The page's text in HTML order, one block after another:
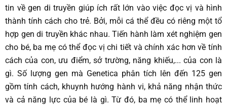
tin về gen di truyền giúp ích rất lớn vào việc đọc vị và hình
thành tính cách cho trẻ. Bởi, mỗi cá thể đều có riêng một tổ
hợp gen di truyền khác nhau. Tiến hành làm xét nghiệm gen
cho bé, ba mẹ có thể đọc vị chi tiết và chính xác hơn về tính
cách của con, ưu điểm, sở trường, năng khiếu,... của con là
gì. Số lượng gen mà Genetica phân tích lên đến 125 gen
gồm tính cách, khuynh hướng hành vi, khả năng nhận thức
và cả năng lực của bé là gì. Từ đó, ba mẹ có thể linh hoạt